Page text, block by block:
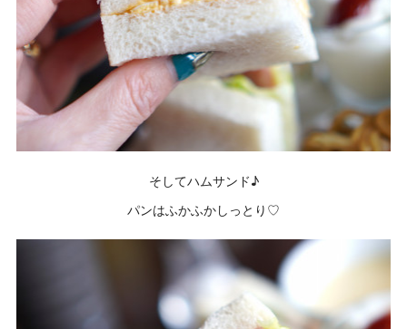
そしてハムサンド♪
パンはふかふかしっとり♡